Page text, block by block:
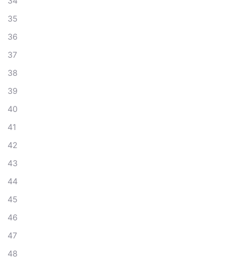
35
36
37
38
39
40
41
42
43
44
45
46
47
48